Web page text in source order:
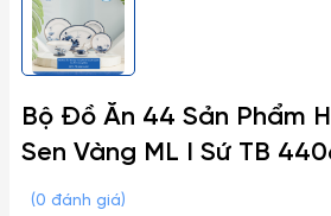
Bộ Đồ Ăn 44 Sản Phẩm
Sen Vàng ML I Sứ TB
(0 đánh giá)